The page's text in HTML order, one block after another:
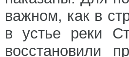
важном, как в
в устье реки
восстановили